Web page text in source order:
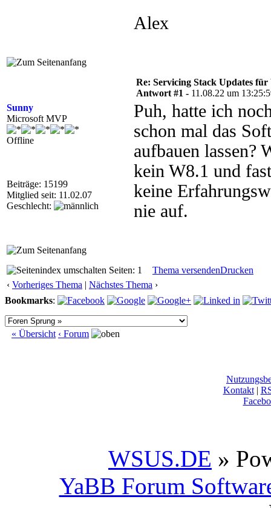
Alex
Sunny
Microsoft MVP
Offline
Beiträge: 15199
Mitglied seit: 11.02.07
Geschlecht:
Re: Servicing Stack Updates
Antwort #1 - 11.08.22 um
Puh, hatte ich
schon mal das
aufbauen lassen?
kein W8.1 und
keine
nie auf.
Seiten: 1 Thema versendenDrucken
‹ Vorheriges Thema | Nächstes Thema ›
Bookmarks:
« Übersicht ‹ Forum
Kontakt|
WSUS.DE »
YaBB Forum